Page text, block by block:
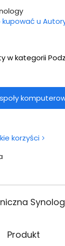
korzyści
u
w kategorii
Produkt